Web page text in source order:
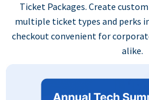
Ticket Packages. Create
multiple ticket types and perks
checkout convenient for
alike.